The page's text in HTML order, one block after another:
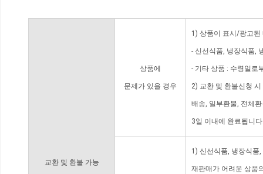
교환 및 환불 가능
상품에
문제가 있을 경우
1) 상품이 표시/광고된
- 신선식품, 냉장식품,
- 기타 상품 : 수령일로
2) 교환 및 환불신청
배송, 일부환불, 전체
3일 이내에 완료됩니
1) 신선식품, 냉장식품
재판매가 어려운 상품